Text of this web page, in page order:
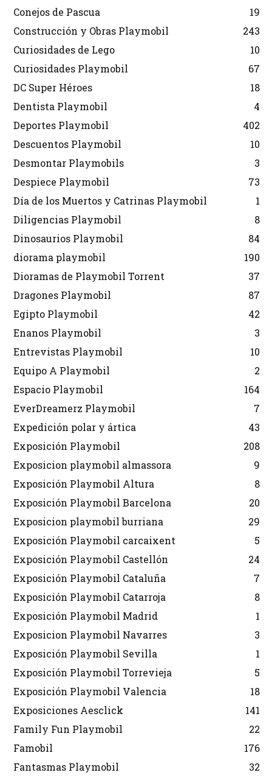
Conejos de Pascua
19
Construcción y Obras Playmobil
243
Curiosidades de Lego
10
Curiosidades Playmobil
67
DC Super Héroes
18
Dentista Playmobil
4
Deportes Playmobil
402
Descuentos Playmobil
10
Desmontar Playmobils
3
Despiece Playmobil
73
Día de los Muertos y Catrinas Playmobil
1
Diligencias Playmobil
8
Dinosaurios Playmobil
84
diorama playmobil
190
Dioramas de Playmobil Torrent
37
Dragones Playmobil
87
Egipto Playmobil
42
Enanos Playmobil
3
Entrevistas Playmobil
10
Equipo A Playmobil
2
Espacio Playmobil
164
EverDreamerz Playmobil
7
Expedición polar y ártica
43
Exposición Playmobil
208
Exposicion playmobil almassora
9
Exposición Playmobil Altura
8
Exposición Playmobil Barcelona
20
Exposicion playmobil burriana
29
Exposición Playmobil carcaixent
5
Exposición Playmobil Castellón
24
Exposición Playmobil Cataluña
7
Exposición Playmobil Catarroja
8
Exposición Playmobil Madrid
1
Exposicion Playmobil Navarres
3
Exposición Playmobil Sevilla
1
Exposición Playmobil Torrevieja
5
Exposición Playmobil Valencia
18
Exposiciones Aesclick
141
Family Fun Playmobil
22
Famobil
176
Fantasmas Playmobil
32